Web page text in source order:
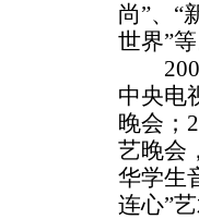
尚”、“
世界”等
2005
中央电
晚会；
艺晚会
华学生
连心”